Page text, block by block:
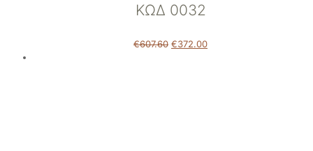
ΚΩΔ 0032
€607.60 €372.00